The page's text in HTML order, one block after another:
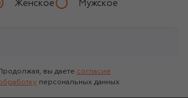
Женское Мужское
вы даете согласие
персональных данных